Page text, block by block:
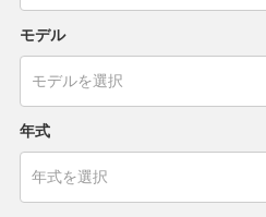
モデル
年式